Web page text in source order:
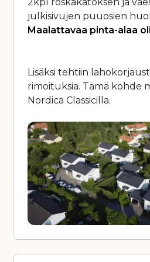
julkisivujen puuosien
Maalattavaa pinta-alaa
Lisäksi tehtiin
rimoituksia. Tämä kohde
Nordica Classicilla.